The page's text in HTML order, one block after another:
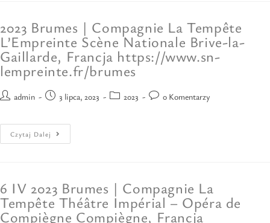
2023 Brumes | Compagnie La Tempête
L’Empreinte Scène Nationale Brive-la-
Gaillarde, Francja https://www.sn-
lempreinte.fr/brumes
admin 3 lipca, 2023 2023 0 Komentarzy
Czytaj Dalej
6 IV 2023 Brumes | Compagnie La
Tempête Théâtre Impérial – Opéra de
Compiègne Compiègne, Francja